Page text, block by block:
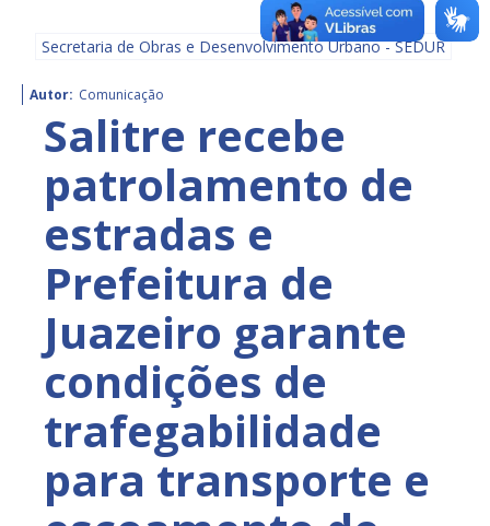
Secretaria de Obras e Desenvolvimento Urbano - SEDUR
Autor: Comunicação
Salitre recebe
patrolamento de
estradas e
Prefeitura de
Juazeiro garante
condições de
trafegabilidade
para transporte e